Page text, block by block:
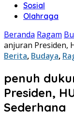
Sosial
Olahraga
Beranda Ragam
anjuran Presiden,
Berita, Budaya,
penuh
Presiden,
Sederhana